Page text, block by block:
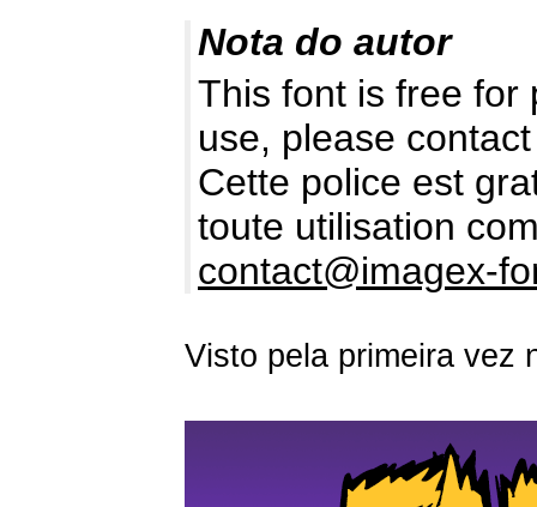
Nota do autor
This font is free for
use, please
Cette police est
toute utilisation
contact@imagex-
Visto pela primeira vez